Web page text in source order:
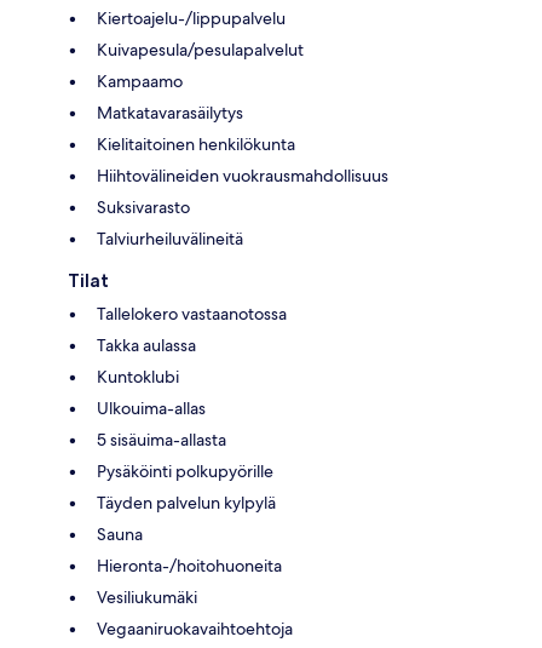
Kiertoajelu-/lippupalvelu
Kuivapesula/pesulapalvelut
Kampaamo
Matkatavarasäilytys
Kielitaitoinen henkilökunta
Hiihtovälineiden vuokrausmahdollisuus
Suksivarasto
Talviurheiluvälineitä
Tilat
Tallelokero vastaanotossa
Takka aulassa
Kuntoklubi
Ulkouima-allas
5 sisäuima-allasta
Pysäköinti polkupyörille
Täyden palvelun kylpylä
Sauna
Hieronta-/hoitohuoneita
Vesiliukumäki
Vegaaniruokavaihtoehtoja